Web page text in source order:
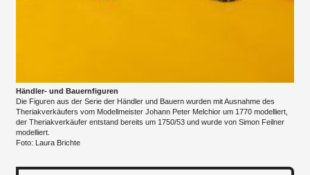
Händler- und Bauernfiguren
Die Figuren aus der Serie der Händler und Bauern wurden mit Ausnahme des
Theriakverkäufers vom Modellmeister Johann Peter Melchior um 1770 modelliert,
der Theriakverkäufer entstand bereits um 1750/53 und wurde von Simon Feilner
modelliert.
Foto: Laura Brichte